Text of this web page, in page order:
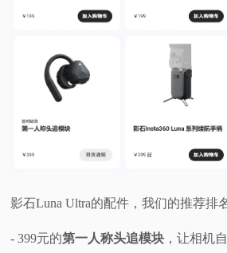
影石Luna Ultra的配件，我们的推荐排
- 399元的第一人称头追模块 ，让相机